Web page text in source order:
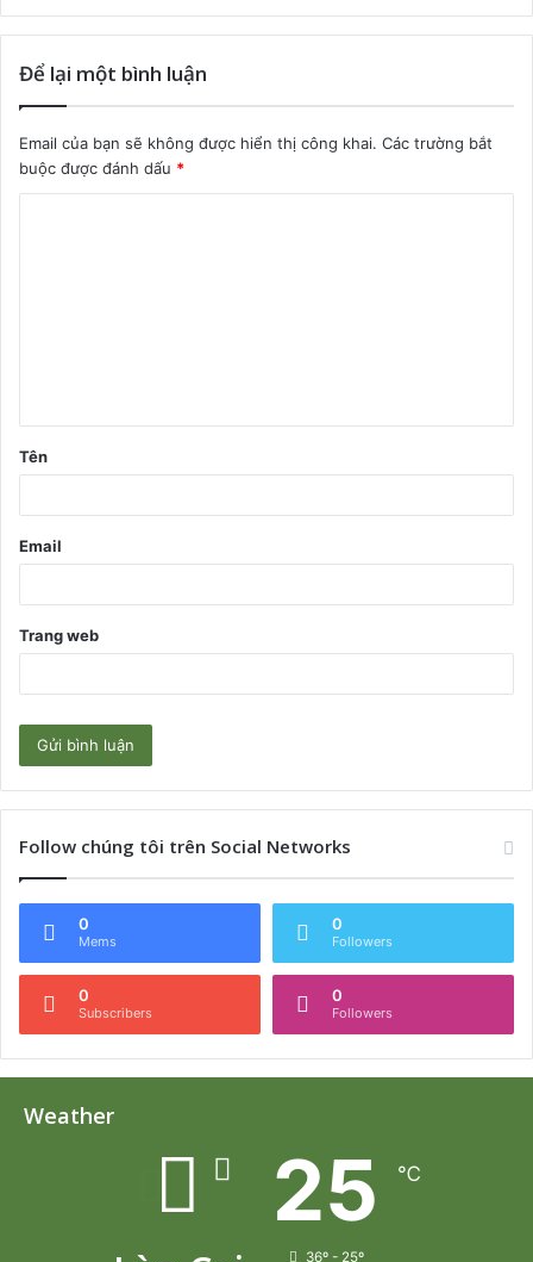
Để lại một bình luận
Email của bạn sẽ không được hiển thị công khai. Các trường bắt
buộc được đánh dấu *
ậ
n
Tên
Email
Trang web
Follow chúng tôi trên Social Networks
0
Mems
0
Followers
0
Subscribers
0
Followers
Weather
25 ℃
36º - 25º